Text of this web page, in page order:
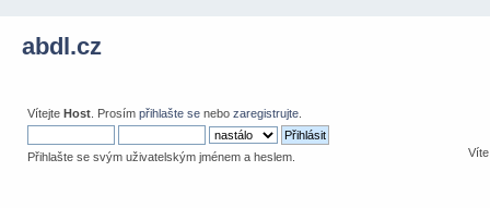
abdl.cz
Vítejte Host . Prosím přihlašte se nebo zaregistrujte
Přihlašte se svým uživatelským jménem a heslem.